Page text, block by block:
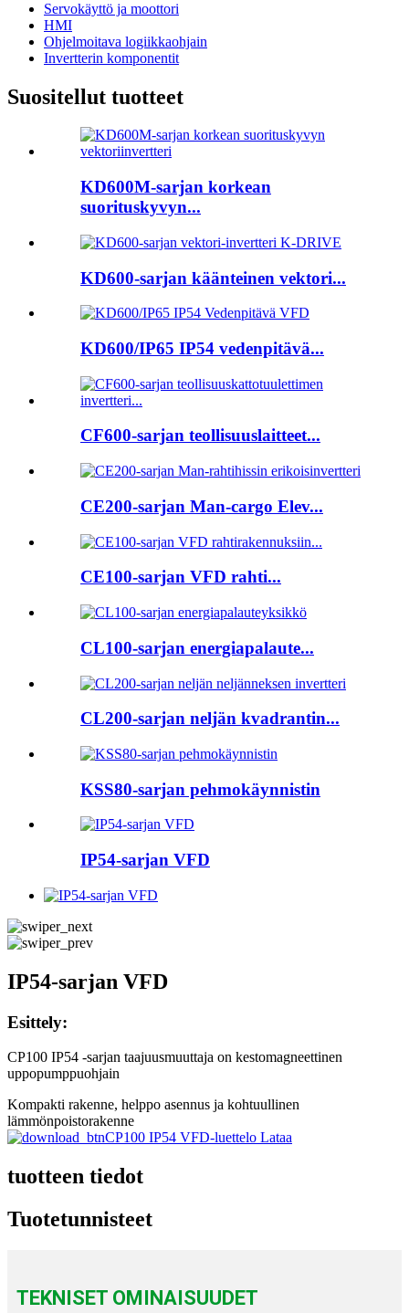
Servokäyttö ja moottori
HMI
Ohjelmoitava logiikkaohjain
Invertterin komponentit
Suositellut tuotteet
KD600M-sarjan korkean
suorituskyvyn...
KD600-sarjan käänteinen vektori...
KD600/IP65 IP54 vedenpitävä...
CF600-sarjan teollisuuslaitteet...
CE200-sarjan Man-cargo Elev...
CE100-sarjan VFD rahti...
CL100-sarjan energiapalaute...
CL200-sarjan neljän kvadrantin...
KSS80-sarjan pehmokäynnistin
IP54-sarjan VFD
IP54-sarjan VFD
Esittely:
CP100 IP54 -sarjan taajuusmuuttaja on kestomagneettinen
uppopumppuohjain
Kompakti rakenne, helppo asennus ja kohtuullinen
lämmönpoistorakenne
CP100 IP54 VFD-luettelo Lataa
tuotteen tiedot
Tuotetunnisteet
TEKNISET OMINAISUUDET